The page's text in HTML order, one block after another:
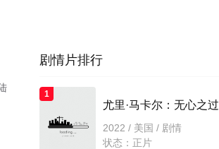
剧情片排行
1
尤里·马卡尔：无心之过
2022 / 美国 / 剧情
状态：正片